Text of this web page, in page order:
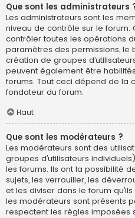
Que sont les administrateurs
Les administrateurs sont les
niveau de contrôle sur le forum.
contrôler toutes les opérations
paramètres des permissions, le
création de groupes
peuvent également être
forums. Tout ceci dépend de la
fondateur du forum.
Haut
Que sont les modérateurs ?
Les modérateurs sont des
groupes d’utilisateurs
les forums. Ils ont la possibilité
sujets, les verrouiller, les
et les diviser dans le forum
les modérateurs sont présents
respectent les règles imposées